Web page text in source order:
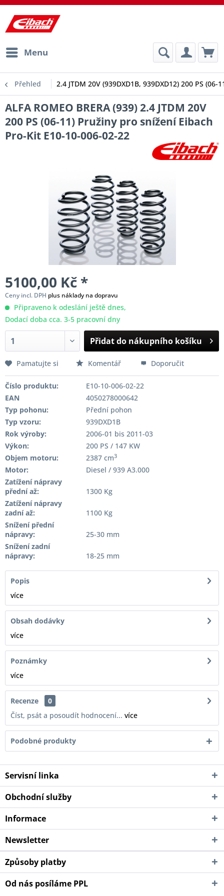
Menu
Přehled 2.4 JTDM 20V (939DXD1B, 939DXD12) 200 PS (06-
ALFA ROMEO BRERA (939) 2.4 JTDM 20V
200 PS (06-11) Pružiny pro snížení Eibach
Pro-Kit E10-10-006-02-22
5100,00 Kč *
Ceny incl. DPH plus náklady na dopravu
Připraveno k odeslání ještě dnes,
Dodací doba cca. 3-5 pracovní dny
Přidat do nákupního košíku
Pamatujte si Komentář Doporučit
Číslo produktu:
E10-10-006-02-22
EAN
4050278000642
Typ pohonu:
Přední pohon
Typ vzoru:
939DXD1B
Rok výroby:
2006-01 bis 2011-03
Výkon:
200 PS / 147 KW
Objem motoru:
2387 cm3
Motor:
Diesel / 939 A3.000
Zatížení nápravy
přední až:
1300 Kg
Zatížení nápravy
zadní až:
1100 Kg
Snížení přední
nápravy:
25-30 mm
Snížení zadní
nápravy:
18-25 mm
Popis
více
Obsah dodávky
více
Poznámky
více
Recenze
0
Číst, psát a posoudít hodnocení... více
Podobné produkty
Servisní linka
Obchodní služby
Informace
Newsletter
Způsoby platby
Od nás posíláme PPL